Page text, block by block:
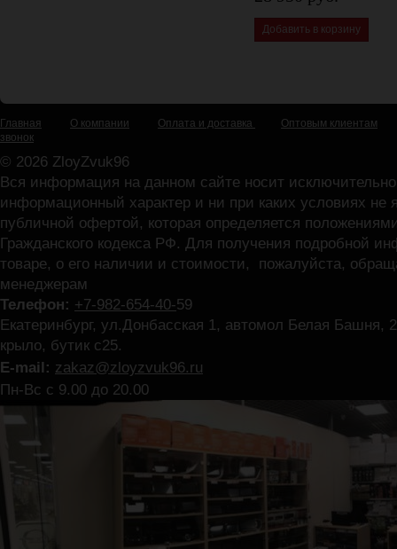
Добавить в корзину
Главная О компании Оплата и доставка
Оптовым клиентам
звонок
© 2026 ZloyZvuk96
Вся информация на данном сайте носит исключительно
информационный характер и ни при каких условиях не
публичной офертой, которая определяется
Гражданского кодекса РФ. Для получения подробной
товаре, о его наличии и стоимости, пожалуйста,
менеджерам
Телефон: +7-982-654-40-59
Екатеринбург, ул.Донбасская 1, автомол Белая Башня,
крыло, бутик с25.
E-mail: zakaz@zloyzvuk96.ru
Пн-Вс с 9.00 до 20.00